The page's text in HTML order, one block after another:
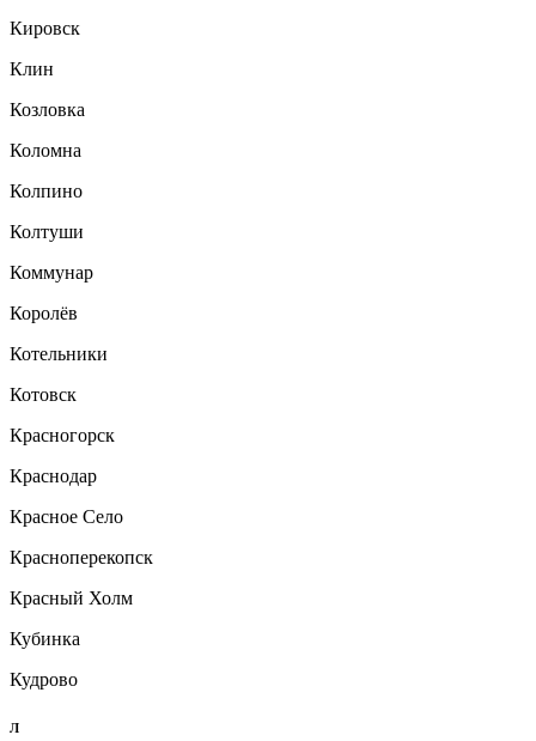
Кировск
Клин
Козловка
Коломна
Колпино
Колтуши
Коммунар
Королёв
Котельники
Котовск
Красногорск
Краснодар
Красное Село
Красноперекопск
Красный Холм
Кубинка
Кудрово
Л